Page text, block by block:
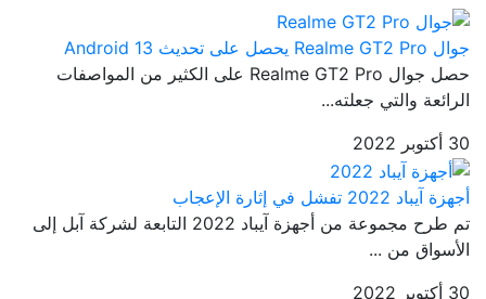
جوال Realme GT2 Pro يحصل على تحديث Android 13
حصل جوال Realme GT2 Pro على الكثير من المواصفات
الرائعة والتي جعلته...
30 أكتوبر 2022
أجهزة آيباد 2022 تفشل في إثارة الإعجاب
تم طرح مجموعة من أجهزة آيباد 2022 التابعة لشركة آبل إلى
الأسواق من ...
30 أكتوبر 2022